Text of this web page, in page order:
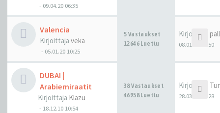
- 09.04.20 06:35
Valencia
Kirjoittaja veka
- 05.01.20 10:25
5 Vastaukset
12646 Luettu
Kirjoittaja
08.01.20 11:50
DUBAI |
Arabiemiraatit
Kirjoittaja Klazu
- 18.12.10 10:54
38 Vastaukset
46958 Luettu
Kirjoittaja
28.03.19 11:28